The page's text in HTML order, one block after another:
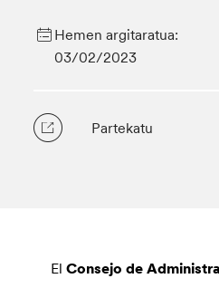
Hemen argitaratua:
03/02/2023
Partekatu
ElConsejo de